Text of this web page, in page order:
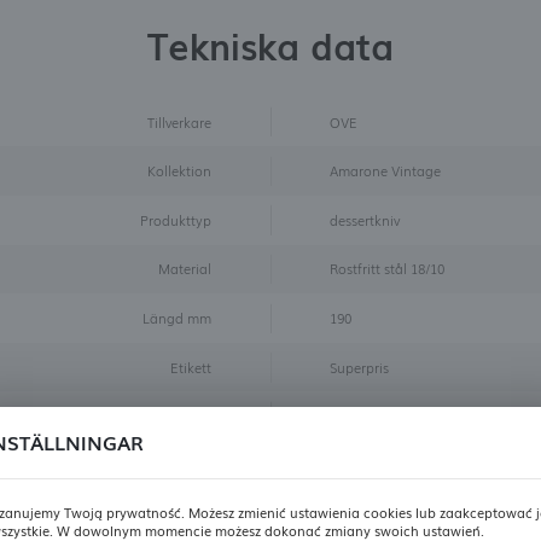
Tekniska data
Tillverkare OVE
Kollektion Amarone Vintage
Produkttyp dessertkniv
Material Rostfritt stål 18/10
Längd mm 190
Etikett Superpris
Twoją prywatność. Możesz zmienić ustawienia cookies lub zaakceptować
W dowolnym momencie możesz dokonać zmiany swoich ustawień.